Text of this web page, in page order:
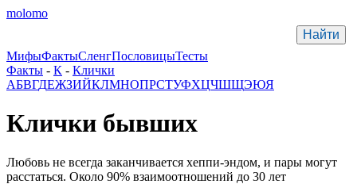
molomo
МифыФактыСленгПословицыТесты
Факты - К - Клички
АБВГДЕЖЗИЙКЛМНОПРСТУФХЦЧШЩЭЮЯ
Клички бывших
Любовь не всегда заканчивается хеппи-эндом, и пары могут
расстаться. Около 90% взаимоотношений до 30 лет